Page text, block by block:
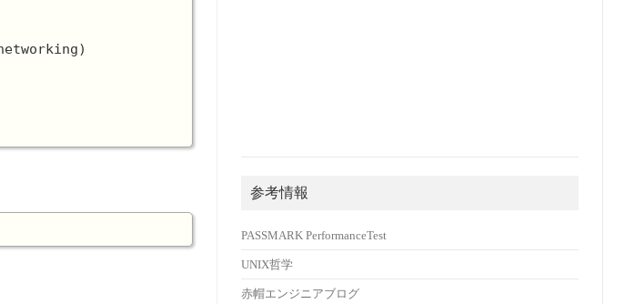
参考情報
PASSMARK PerformanceTest
UNIX哲学
赤帽エンジニアブログ